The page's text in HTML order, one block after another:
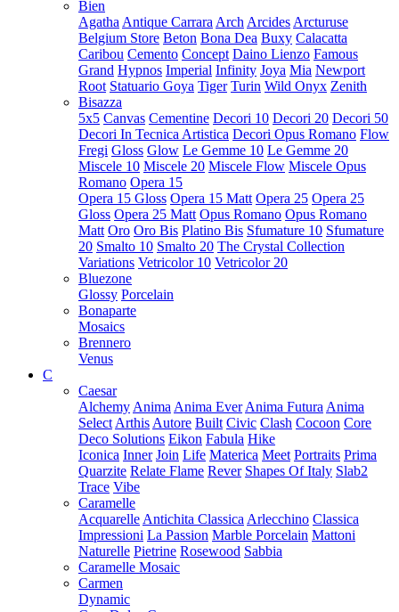
Bien
Agatha Antique Carrara Arch Arcides Arcturuse
Belgium Store Beton Bona Dea Buxy Calacatta
Caribou Cemento Concept Daino Lienzo Famous
Grand Hypnos Imperial Infinity Joya Mia Newport
Root Statuario Goya Tiger Turin Wild Onyx Zenith
Bisazza
5x5 Canvas Cementine Decori 10 Decori 20 Decori 50
Decori In Tecnica Artistica Decori Opus Romano Flow
Fregi Gloss Glow Le Gemme 10 Le Gemme 20
Miscele 10 Miscele 20 Miscele Flow Miscele Opus
Romano Opera 15
Opera 15 Gloss Opera 15 Matt Opera 25 Opera 25
Gloss Opera 25 Matt Opus Romano Opus Romano
Matt Oro Oro Bis Platino Bis Sfumature 10 Sfumature
20 Smalto 10 Smalto 20 The Crystal Collection
Variations Vetricolor 10 Vetricolor 20
Bluezone
Glossy Porcelain
Bonaparte
Mosaics
Brennero
Venus
C
Caesar
Alchemy Anima Anima Ever Anima Futura Anima
Select Arthis Autore Built Civic Clash Cocoon Core
Deco Solutions Eikon Fabula Hike
Iconica Inner Join Life Materica Meet Portraits Prima
Quarzite Relate Flame Rever Shapes Of Italy Slab2
Trace Vibe
Caramelle
Acquarelle Antichita Classica Arlecchino Classica
Impressioni La Passion Marble Porcelain Mattoni
Naturelle Pietrine Rosewood Sabbia
Caramelle Mosaic
Carmen
Dynamic